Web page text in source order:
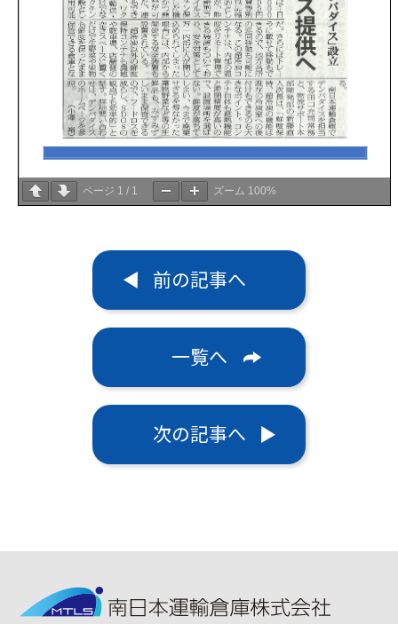
ページ 1 / 1 ズーム 100%
前の記事へ
一覧へ
次の記事へ